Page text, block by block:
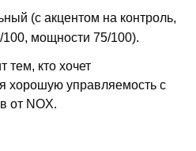
(с акцентом на контроль,
100, мощности 75/100).
тем, кто хочет
хорошую управляемость с
от NOX.